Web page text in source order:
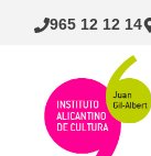
Saltar
965 12 12 14